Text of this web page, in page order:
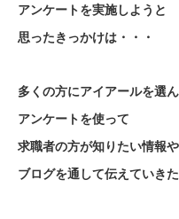
アンケートを実施しようと
思ったきっかけは・・・
多くの方にアイアールを選
アンケートを使って
求職者の方が知りたい情報
ブログを通して伝えていき